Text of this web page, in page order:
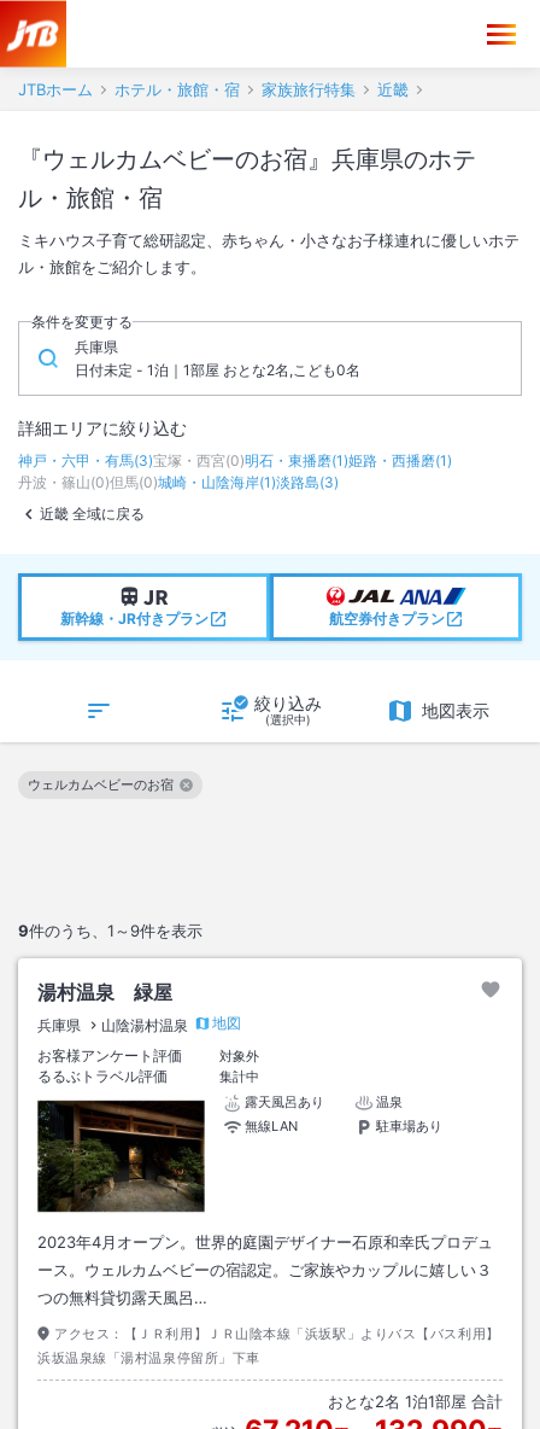
JTBホーム ホテル・旅館・宿 家族旅行特集 近畿
『ウェルカムベビーのお宿』兵庫県のホテ
ル・旅館・宿
ミキハウス子育て総研認定、赤ちゃん・小さなお子様連れに優しいホテ
ル・旅館をご紹介します。
条件を変更する
兵庫県
日付未定 - 1泊｜1部屋 おとな2名,こども0名
詳細エリアに絞り込む
神戸・六甲・有馬(3)宝塚・西宮(0)明石・東播磨(1)姫路・西播磨(1)
丹波・篠山(0)但馬(0)城崎・山陰海岸(1)淡路島(3)
近畿 全域に戻る
新幹線・JR付きプラン 航空券付きプラン
絞り込み
(選択中) 地図表示
9件のうち、 1～9件を表示
ウェルカムベビーのお宿
この絞り込み条件を解除
湯村温泉 緑屋
兵庫県 山陰湯村温泉
地図
お客様アンケート評価
対象外
るるぶトラベル評価
集計中
露天風呂あり
温泉
無線LAN
駐車場あり
2023年4月オープン。世界的庭園デザイナー石原和幸氏プロデュ
ース。ウェルカムベビーの宿認定。ご家族やカップルに嬉しい３
つの無料貸切露天風呂…
アクセス：
【ＪＲ利用】ＪＲ山陰本線「浜坂駅」よりバス【バス利用】
浜坂温泉線「湯村温泉停留所」下車
おとな2名 1泊1部屋 合計